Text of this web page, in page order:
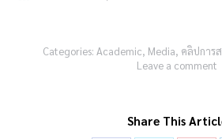
Categories: Academic, Media, คลิปการ
Leave a comment
Share This